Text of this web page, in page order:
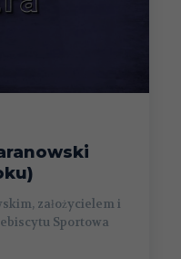
założycielem i
Sportowa